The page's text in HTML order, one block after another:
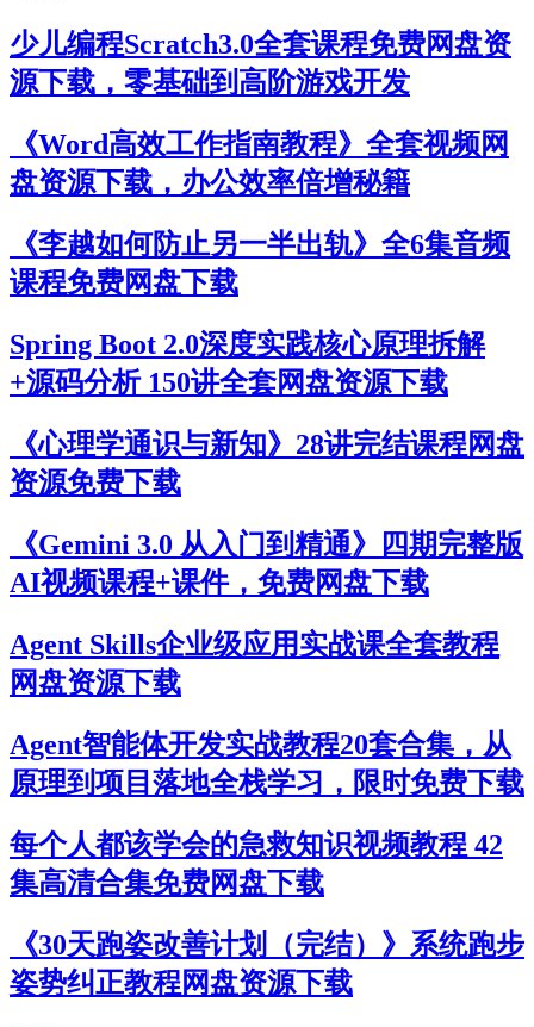
少儿编程Scratch3.0全套课程免费网盘资
源下载，零基础到高阶游戏开发
《Word高效工作指南教程》全套视频网
盘资源下载，办公效率倍增秘籍
《李越如何防止另一半出轨》全6集音频
课程免费网盘下载
Spring Boot 2.0深度实践核心原理拆解
+源码分析 150讲全套网盘资源下载
《心理学通识与新知》28讲完结课程网盘
资源免费下载
《Gemini 3.0 从入门到精通》四期完整版
AI视频课程+课件，免费网盘下载
Agent Skills企业级应用实战课全套教程
网盘资源下载
Agent智能体开发实战教程20套合集，从
原理到项目落地全栈学习，限时免费下载
每个人都该学会的急救知识视频教程 42
集高清合集免费网盘下载
《30天跑姿改善计划（完结）》系统跑步
姿势纠正教程网盘资源下载